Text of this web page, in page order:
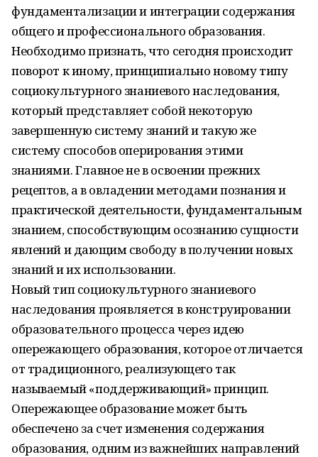
фундаментализации и интеграции содержания
общего и профессионального образования.
Необходимо признать, что сегодня происходит
поворот к иному, принципиально новому типу
социокультурного знаниевого наследования,
который представляет собой некоторую
завершенную систему знаний и такую же
систему способов оперирования этими
знаниями. Главное не в освоении прежних
рецептов, а в овладении методами познания и
практической деятельности, фундаментальным
знанием, способствующим осознанию сущности
явлений и дающим свободу в получении новых
знаний и их использовании.
Новый тип социокультурного знаниевого
наследования проявляется в конструировании
образовательного процесса через идею
опережающего образования, которое отличается
от тради­ционного, реализующего так
называемый «поддерживающий» принцип.
Опережающее образование может быть
обеспечено за счет изменения содержания
образования, одним из важнейших направлений